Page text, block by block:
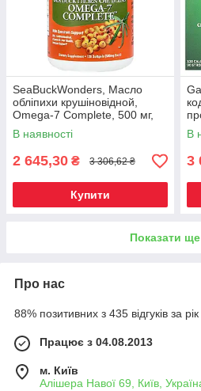
SeaBuckWonders, Масло
обліпихи крушіновідной,
Omega-7 Complete, 500 мг,
120 м'яких капсул, Київ
В наявності
2 645,30 ₴ 3 306,62 ₴
Купити
В
3
Показати ще
Про нас
88% позитивних з 435 відгуків за рік
Працює з 04.08.2013
м. Київ
Алішера Навої 69, Київ,